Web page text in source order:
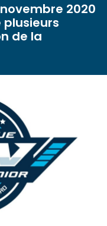
2020
plusieurs
de la